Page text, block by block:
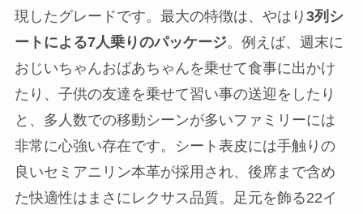
現したグレードです。最大の特徴は、やはり 3列シ
ートによる7人乗りのパッケージ。例えば、週末に
おじいちゃんおばあちゃんを乗せて食事に出かけ
たり、子供の友達を乗せて習い事の送迎をしたり
と、多人数での移動シーンが多いファミリーには
非常に心強い存在です。シート表皮には手触りの
良いセミアニリン本革が採用され、後席まで含め
た快適性はまさにレクサス品質。足元を飾る22イ